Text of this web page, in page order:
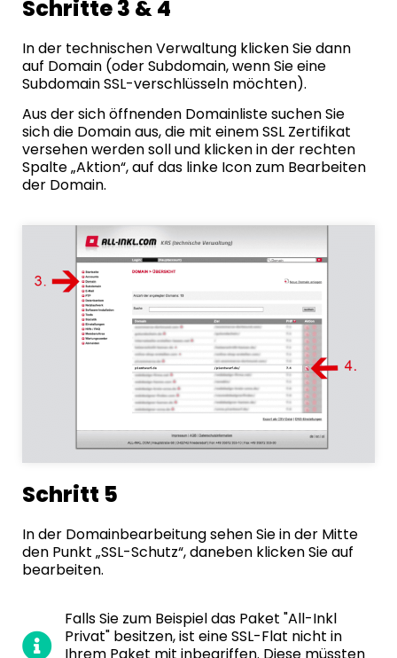
Schritte 3 & 4
In der technischen Verwaltung klicken Sie dann
auf Domain (oder Subdomain, wenn Sie eine
Subdomain SSL-verschlüsseln möchten).
Aus der sich öffnenden Domainliste suchen Sie
sich die Domain aus, die mit einem SSL Zertifikat
versehen werden soll und klicken in der rechten
Spalte „Aktion“, auf das linke Icon zum Bearbeiten
der Domain.
Schritt 5
In der Domainbearbeitung sehen Sie in der Mitte
den Punkt „SSL-Schutz“, daneben klicken Sie auf
bearbeiten.
Falls Sie zum Beispiel das Paket "All-Inkl
Privat" besitzen, ist eine SSL-Flat nicht in
Ihrem Paket mit inbegriffen. Diese müssten